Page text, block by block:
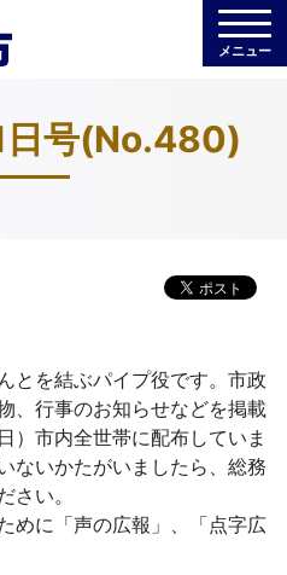
メニュー
号(No.480)
とを結ぶパイプ役です。市政
、行事のお知らせなどを掲載
）市内全世帯に配布していま
ないかたがいましたら、総務
さい。
めに「声の広報」、「点字広